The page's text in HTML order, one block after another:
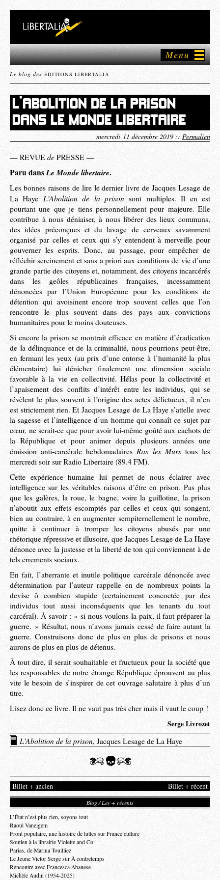
Menu
Le blog des ÉDITIONS LIBERTALIA
L’ABOLITION DE LA PRISON
DANS LE MONDE LIBERTAIRE
mercredi 11 décembre 2019 :: Permalien
— REVUE de PRESSE —
Paru dansLe Monde libertaire.
Les bonnes raisons de lire le dernier livre de Jacques Lesage de
La Haye L’Abolition de la prison sont multiples. Il en est
pourtant une que je tiens personnellement pour majeure. Elle
contribue à nous déniaiser, à nous libérer des lieux communs,
des idées préconçues et du lavage de cerveaux savamment
organisé par celles et ceux qui s’y entendent à merveille pour
gouverner les esprits. Donc, au passage, pour empêcher de
réfléchir sereinement et sans a priori aux conditions de vie d’une
grande partie des citoyens et, notamment, des citoyens incarcérés
dans les geôles républicaines françaises, incessamment
dénoncées par l’Union Européenne pour les conditions de
détention qui avoisinent encore trop souvent celles que l’on
rencontre le plus souvent dans des pays aux convictions
humanitaires pour le moins douteuses.
Si encore la prison se montrait efficace en matière d’éradication
de la délinquance et de la criminalité, nous pourrions peut-être,
en fermant les yeux (au prix d’une entorse à l’humanité la plus
élémentaire) lui dénicher finalement une dimension sociale
favorable à la vie en collectivité. Hélas pour la collectivité et
l’apaisement des conflits d’intérêt entre les individus, qui se
révèlent le plus souvent à l’origine des actes délictueux, il n’en
est strictement rien. Et Jacques Lesage de La Haye s’attelle avec
la sagesse et l’intelligence d’un homme qui connaît ce sujet par
cœur, ne serait-ce que pour avoir lui-même goûté aux cachots de
la République et pour animer depuis plusieurs années une
émission anti-carcérale hebdomadairesRas les Murstous les
mercredi soir sur Radio Libertaire (89.4 FM).
Cette expérience humaine lui permet de nous éclairer avec
intelligence sur les véritables raisons d’être en prison. Pas plus
que les galères, la roue, le bagne, voire la guillotine, la prison
n’aboutit aux effets escomptés par celles et ceux qui songent,
bien au contraire, à en augmenter sempiternellement le nombre,
quitte à continuer à tromper les citoyens abusés par une
rhétorique répressive et illusoire, que Jacques Lesage de La Haye
dénonce avec la justesse et la liberté de ton qui conviennent à de
tels errements sociaux.
En fait, l’aberrante et inutile politique carcérale dénoncée avec
détermination par l’auteur rappelle en de nombreux points la
devise ô combien stupide (certainement concoctée par des
individus tout aussi inconséquents que les tenants du tout
carcéral). À savoir : « si nous voulons la paix, il faut préparer la
guerre. » Résultat, nous n’avons jamais cessé de faire autant la
guerre. Construisons donc de plus en plus de prisons et nous
aurons de plus en plus de détenus.
À tout dire, il serait souhaitable et fructueux pour la société que
les responsables de notre étrange République éprouvent au plus
vite le besoin de s’inspirer de cet ouvrage salutaire à plus d’un
titre.
Lisez donc ce livre. Il ne vaut pas très cher mais il vaut le coup !
Serge Livrozet
L’Abolition de la prison, Jacques Lesage de La Haye
Billet + récent
Billet + ancien
Blog / Les + récents
L’État n’est plus rien, soyons tout
Raoul Vaneigem
Front populaire, une histoire de luttes sur France culture
Soutien à la librairie Violette and Co
Parias, de Marina Touilliez
Le Jeune Victor Serge sur À contretemps
Rencontre avec Francesca Abanese
Michèle Audin (1954-2025)